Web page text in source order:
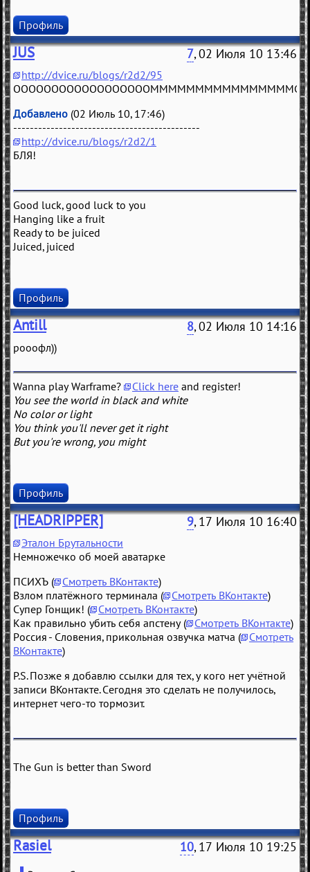
Профиль
JUS 7, 02 Июля 10 13:46
http://dvice.ru/blogs/r2d2/95
Добавлено (02 Июль 10, 17:46)
---------------------------------------------
http://dvice.ru/blogs/r2d2/1
БЛЯ!
Good luck, good luck to you
Hanging like a fruit
Ready to be juiced
Juiced, juiced
Профиль
Antill 8, 02 Июля 10 14:16
рооофл))
Wanna play Warframe? Click here and register!
You see the world in black and white
No color or light
You think you'll never get it right
But you're wrong, you might
Профиль
[HEADRIPPER] 9, 17 Июля 10 16:40
Эталон Брутальности
Немножечко об моей аватарке
ПСИХЪ (
Смотреть ВКонтакте)
Взлом платёжного терминала (
Смотреть ВКонтакте)
Супер Гонщик! (
Смотреть ВКонтакте)
Как правильно убить себя апстену (
Смотреть ВКонтакте)
Россия - Словения, прикольная озвучка матча (
Смотреть
ВКонтакте)
P.S. Позже я добавлю ссылки для тех, у кого нет учётной
записи ВКонтакте. Сегодня это сделать не получилось,
интернет чего-то тормозит.
The Gun is better than Sword
Профиль
Rasiel 10, 17 Июля 10 19:25